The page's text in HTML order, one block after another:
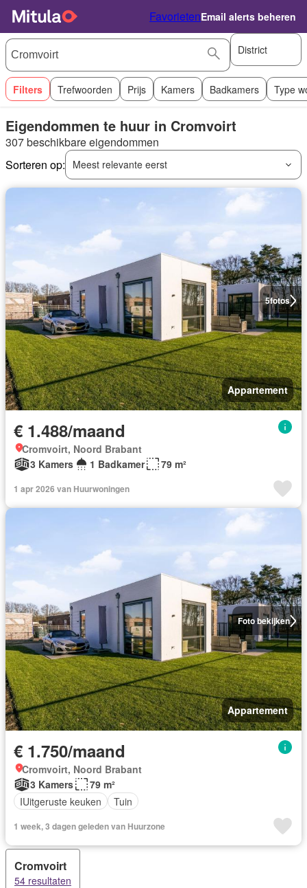
FavorietenEmail alerts beheren
District
Filters Trefwoorden Prijs Kamers Badkamers Type
Eigendommen te huur in Cromvoirt
307 beschikbare eigendommen
Sorteren op:
Meest relevante eerst
5fotos
Appartement
€ 1.488/maand
Cromvoirt, Noord Brabant
3 Kamers
1 Badkamer 79 m²
1 apr 2026 van Huurwoningen
Foto bekijken
Appartement
€ 1.750/maand
Cromvoirt, Noord Brabant
3 Kamers
79 m²
IUitgeruste keuken
Tuin
1 week, 3 dagen geleden van Huurzone
Cromvoirt
54 resultaten